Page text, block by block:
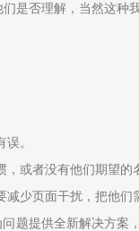
是否理解，当然这种
。
或者没有他们期望的
少页面干扰，把他们
题提供全新解决方